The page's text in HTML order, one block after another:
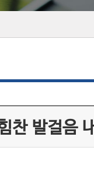
찬 발걸음